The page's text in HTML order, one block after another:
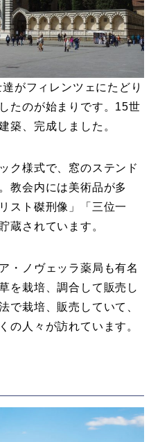
がフィレンツェにたどり
たのが始まりです。15世
築、完成しました。
ク様式で、窓のステンド
教会内には美術品が多
スト磔刑像」「三位一
蔵されています。
・ノヴェッラ薬局も有名
を栽培、調合して販売し
で栽培、販売していて、
の人々が訪れています。